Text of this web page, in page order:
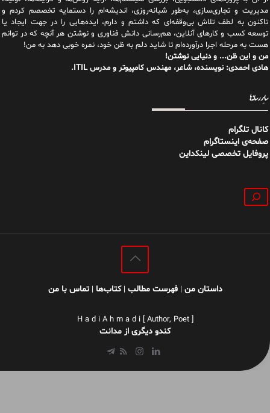
مدیریت و تجاری‌سازی، به‌طور شبانه‌روزی، اندیشه‌ام را دستمایه تخصصم کردم و
تاکنون به لطف تلاش بی‌وقفه‌ای که داشتم و دارم، اید‌ه‌هایی را در جهت ایجاد یا
توسعه کسب و کارهای آنلاین، هم‌رسانی دانش فناوری و نوشتن هر آنچه که در توانم
هست به مرحله اجرا درآورده‌ام تا شاید دلم به ظن خود، نمره خوبی دهد به من!
من و این ظن... و دنیایی نوشتن!
هادی احمدی: نویسنده، شاعر، مهندس کامپیوتر و مدرس ITIL.
سایر رسانه‌ها
کانال تلگرام
صفحه‌ی اینستاگرام
پروفایل تخصصی لینکداین
جستجو
داستان من |فهرست مطالب |کتاب‌ها |تماس با من
H a d i A h m a d i [ Author, Poet ]
کندو دیگری از مدانت